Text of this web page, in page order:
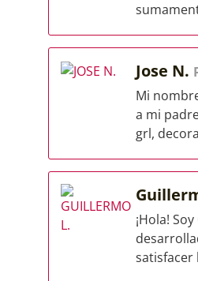
Jose N.
Mi
a mi
grl,
¡Hola!
satisfacer